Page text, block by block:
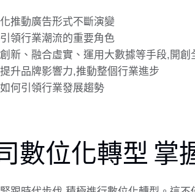
推動廣告形式不斷演變
領行業潮流的重要角色
新、融合虛實、運用大數據等手段,開創
升品牌影響力,推動整個行業進步
如何引領行業發展趨勢
數位化轉型 掌